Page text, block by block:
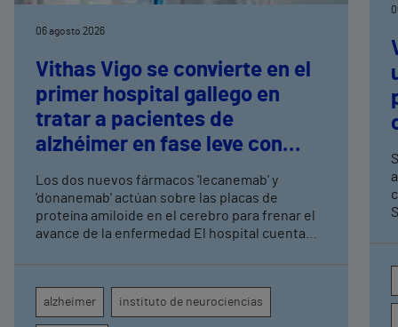
06 agosto 2026
Vithas Vigo se convierte en el
primer hospital gallego en
tratar a pacientes de
alzhéimer en fase leve con
terapias antiamiloide
Los dos nuevos fármacos 'lecanemab' y
'donanemab' actúan sobre las placas de
proteína amiloide en el cerebro para frenar el
avance de la enfermedad El hospital cuenta
seguimiento clínico de cada paciente
alzheimer instituto de neurociencias